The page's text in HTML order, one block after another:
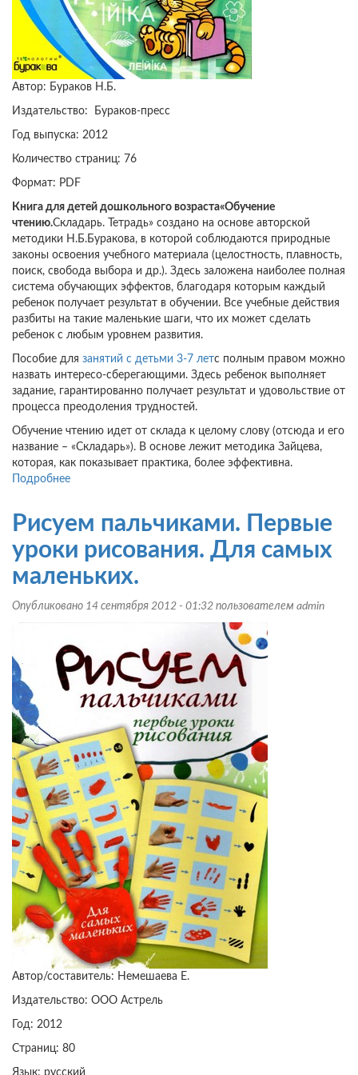
Автор: Бураков Н.Б.
Издательство: Бураков-пресс
Год выпуска: 2012
Количество страниц: 76
Формат: PDF
Книга для детей дошкольного возраста«Обучение
чтению.Складарь. Тетрадь» создано на основе авторской
методики Н.Б.Буракова, в которой соблюдаются природные
законы освоения учебного материала (целостность, плавность,
поиск, свобода выбора и др.). Здесь заложена наиболее полная
система обучающих эффектов, благодаря которым каждый
ребенок получает результат в обучении. Все учебные действия
разбиты на такие маленькие шаги, что их может сделать
ребенок с любым уровнем развития.
Пособие для занятий с детьми 3-7 летс полным правом можно
назвать интересо-сберегающими. Здесь ребенок выполняет
задание, гарантированно получает результат и удовольствие от
процесса преодоления трудностей.
Обучение чтению идет от склада к целому слову (отсюда и его
название – «Складарь»). В основе лежит методика Зайцева,
которая, как показывает практика, более эффективна.
Подробнее
детей
3-
7
лет.
Тетрадь.
Рисуем пальчиками. Первые
уроки рисования. Для самых
маленьких.
Опубликовано 14 сентября 2012 - 01:32 пользователем admin
Автор/составитель: Немешаева Е.
Издательство: ООО Астрель
Год: 2012
Страниц: 80
Язык: русский